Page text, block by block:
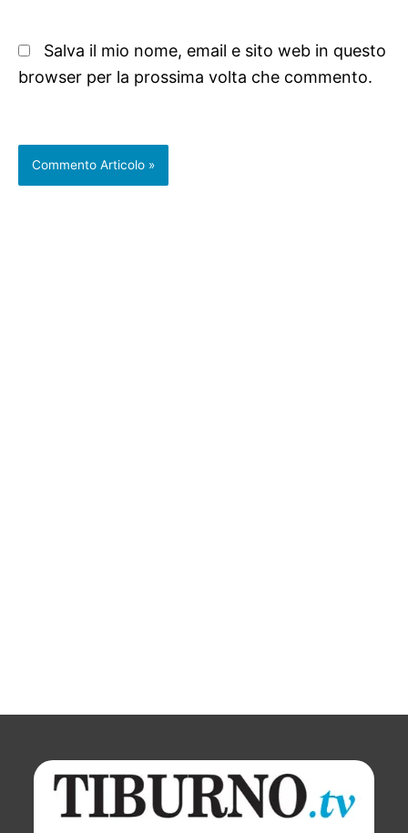
Salva il mio nome, email e sito web in questo
browser per la prossima volta che commento.